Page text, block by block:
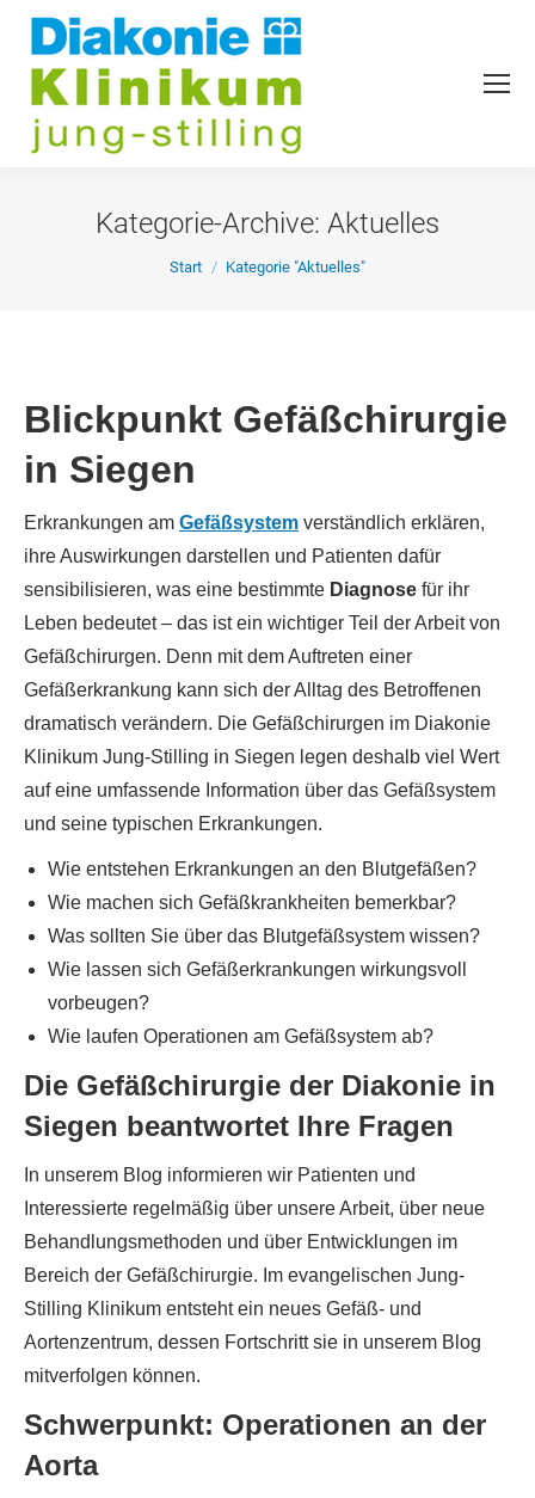
Kategorie-Archive: Aktuelles
Sie befinden sich hier:
Start Kategorie "Aktuelles"
Blickpunkt Gefäßchirurgie
in Siegen
Erkrankungen am Gefäßsystem verständlich erklären,
ihre Auswirkungen darstellen und Patienten dafür
sensibilisieren, was eine bestimmte Diagnose für ihr
Leben bedeutet – das ist ein wichtiger Teil der Arbeit von
Gefäßchirurgen. Denn mit dem Auftreten einer
Gefäßerkrankung kann sich der Alltag des Betroffenen
dramatisch verändern. Die Gefäßchirurgen im Diakonie
Klinikum Jung-Stilling in Siegen legen deshalb viel Wert
auf eine umfassende Information über das Gefäßsystem
und seine typischen Erkrankungen.
Wie entstehen Erkrankungen an den Blutgefäßen?
Wie machen sich Gefäßkrankheiten bemerkbar?
Was sollten Sie über das Blutgefäßsystem wissen?
Wie lassen sich Gefäßerkrankungen wirkungsvoll
vorbeugen?
Wie laufen Operationen am Gefäßsystem ab?
Die Gefäßchirurgie der Diakonie in
Siegen beantwortet Ihre Fragen
In unserem Blog informieren wir Patienten und
Interessierte regelmäßig über unsere Arbeit, über neue
Behandlungsmethoden und über Entwicklungen im
Bereich der Gefäßchirurgie. Im evangelischen Jung-
Stilling Klinikum entsteht ein neues Gefäß- und
Aortenzentrum, dessen Fortschritt sie in unserem Blog
mitverfolgen können.
Schwerpunkt: Operationen an der
Aorta